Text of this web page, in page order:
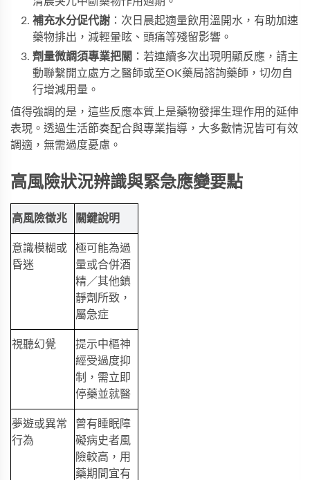
補充水分促代謝 ：次日晨起適量飲用溫開水，有助加速
藥物排出，減輕暈眩、頭痛等殘留影響。
劑量微調須專業把關 ：若連續多次出現明顯反應，請主
動聯繫開立處方之醫師或至OK藥局諮詢藥師，切勿自
行增減用量。
值得強調的是，這些反應本質上是藥物發揮生理作用的延伸
表現。透過生活節奏配合與專業指導，大多數情況皆可有效
調適，無需過度憂慮。
高風險狀況辨識與緊急應變要點
高風險徵兆 關鍵說明
意識模糊或
昏迷
極可能為過
量或合併酒
精／其他鎮
靜劑所致，
屬急症
視聽幻覺
提示中樞神
經受過度抑
制，需立即
停藥並就醫
夢遊或異常
行為
曾有睡眠障
礙病史者風
險較高，用
藥期間宜有